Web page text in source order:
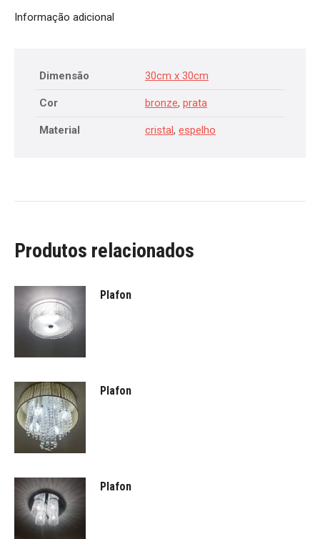
Informação adicional
Dimensão 30cm x 30cm
Cor bronze, prata
Material cristal, espelho
Produtos relacionados
Plafon
Plafon
Plafon